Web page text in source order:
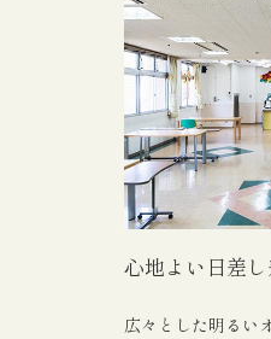
心地よい日差し
広々とした明るい